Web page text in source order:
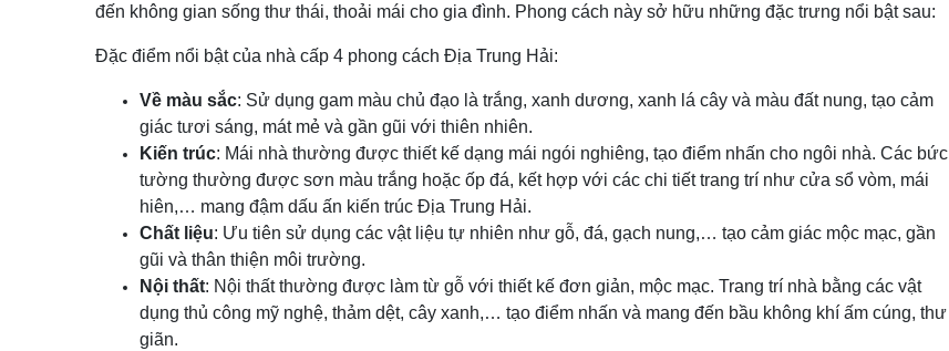
đến không gian sống thư thái, thoải mái cho gia đình. Phong cách này sở hữu những đặc trưng nổi bật sau:
Đặc điểm nổi bật của nhà cấp 4 phong cách Địa Trung Hải:
Về màu sắc: Sử dụng gam màu chủ đạo là trắng, xanh dương, xanh lá cây và màu đất nung, tạo cảm
giác tươi sáng, mát mẻ và gần gũi với thiên nhiên.
Kiến trúc: Mái nhà thường được thiết kế dạng mái ngói nghiêng, tạo điểm nhấn cho ngôi nhà. Các bức
tường thường được sơn màu trắng hoặc ốp đá, kết hợp với các chi tiết trang trí như cửa sổ vòm, mái
hiên,… mang đậm dấu ấn kiến trúc Địa Trung Hải.
Chất liệu: Ưu tiên sử dụng các vật liệu tự nhiên như gỗ, đá, gạch nung,… tạo cảm giác mộc mạc, gần
gũi và thân thiện môi trường.
Nội thất: Nội thất thường được làm từ gỗ với thiết kế đơn giản, mộc mạc. Trang trí nhà bằng các vật
dụng thủ công mỹ nghệ, thảm dệt, cây xanh,… tạo điểm nhấn và mang đến bầu không khí ấm cúng, thư
giãn.